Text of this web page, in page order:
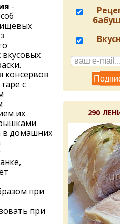
-
консервов
с
их
в домашних
при
при
290